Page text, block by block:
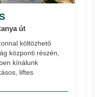
út
költözhető
központi részén,
kínálunk
liftes